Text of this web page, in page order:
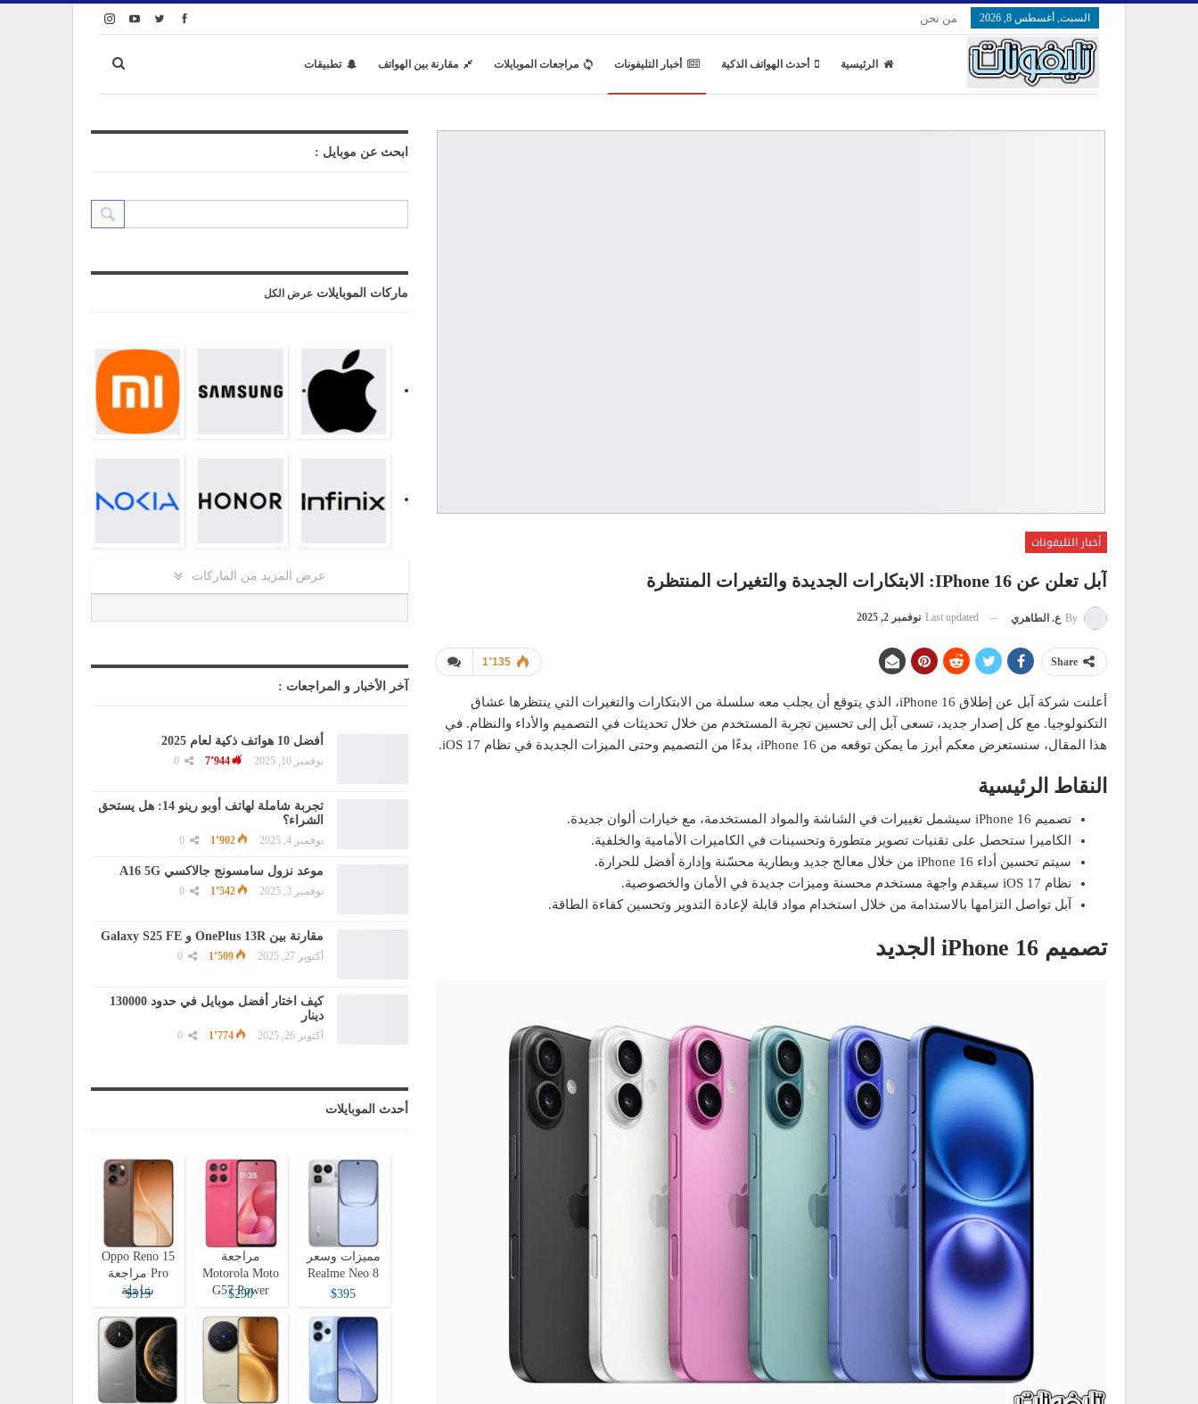
السبت, أغسطس 8, 2026 من نحن
الرئيسية أحدث الهواتف الذكية أخبار التليفونات مراجعات الموبايلات مقارنة بين الهواتف تطبيقات
أخبار التليفونات
آبل تعلن عن IPhone 16: الابتكارات الجديدة والتغيرات المنتظرة
By ع. الطاهري Last updated نوفمبر 2, 2025
1٬135 Share
أعلنت شركة آبل عن إطلاق iPhone 16، الذي يتوقع أن يجلب معه سلسلة من الابتكارات والتغيرات التي ينتظرها عشاق
التكنولوجيا. مع كل إصدار جديد، تسعى آبل إلى تحسين تجربة المستخدم من خلال تحديثات في التصميم والأداء والنظام. في
هذا المقال، سنستعرض معكم أبرز ما يمكن توقعه من iPhone 16، بدءًا من التصميم وحتى الميزات الجديدة في نظام iOS 17.
النقاط الرئيسية
تصميم iPhone 16 سيشمل تغييرات في الشاشة والمواد المستخدمة، مع خيارات ألوان جديدة.
الكاميرا ستحصل على تقنيات تصوير متطورة وتحسينات في الكاميرات الأمامية والخلفية.
سيتم تحسين أداء iPhone 16 من خلال معالج جديد وبطارية محسّنة وإدارة أفضل للحرارة.
نظام iOS 17 سيقدم واجهة مستخدم محسنة وميزات جديدة في الأمان والخصوصية.
آبل تواصل التزامها بالاستدامة من خلال استخدام مواد قابلة لإعادة التدوير وتحسين كفاءة الطاقة.
تصميم iPhone 16 الجديد
ابحث عن موبايل :
ماركات الموبايلات عرض الكل
عرض المزيد من الماركات
آخر الأخبار و المراجعات :
أفضل 10 هواتف ذكية لعام 2025
نوفمبر 10, 2025 7٬944
تجربة شاملة لهاتف أوبو رينو 14: هل يستحق
الشراء؟
نوفمبر 4, 2025 1٬902
موعد نزول سامسونج جالاكسي A16 5G
نوفمبر 3, 2025 1٬542
مقارنة بين OnePlus 13R و Galaxy S25 FE
أكتوبر 27, 2025 1٬509
كيف اختار أفضل موبايل في حدود 130000
دينار
أكتوبر 26, 2025 1٬774
أحدث الموبايلات
مميزات وسعر
Realme Neo 8
$395
مراجعة
Motorola Moto
G57 Power
$290
Oppo Reno 15
Pro مراجعة
شاملة
$515